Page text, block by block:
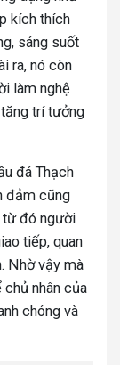
kích thích
sáng suốt
ra, nó còn
làm nghệ
trí tưởng
đá Thạch
đảm cũng
từ đó người
tiếp, quan
Nhờ vậy mà
nhân của
chóng và